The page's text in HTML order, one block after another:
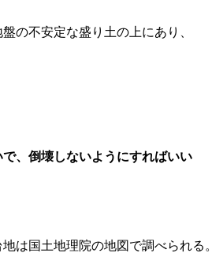
の不安定な盛り土の上にあり、
、倒壊しないようにすればいい
は国土地理院の地図で調べられる。